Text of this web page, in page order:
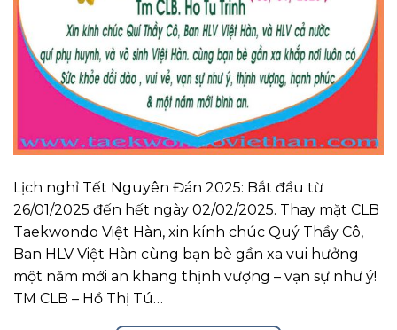
Lịch nghỉ Tết Nguyên Đán 2025: Bắt đầu từ
26/01/2025 đến hết ngày 02/02/2025. Thay mặt CLB
Taekwondo Việt Hàn, xin kính chúc Quý Thầy Cô,
Ban HLV Việt Hàn cùng bạn bè gần xa vui hưởng
một năm mới an khang thịnh vượng – vạn sự như ý!
TM CLB – Hồ Thị Tú…